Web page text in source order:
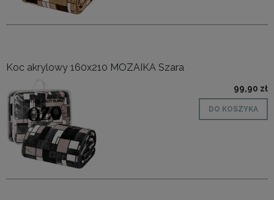
Koc akrylowy 160x210 MOZAIKA Szara
99,90 zł
DO KOSZYKA